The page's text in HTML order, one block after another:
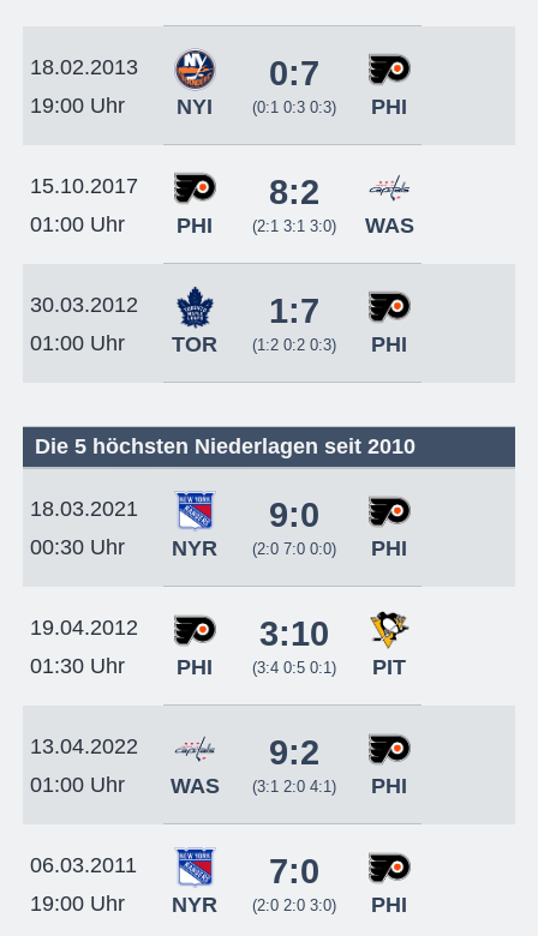
18.02.2013
19:00 Uhr
NYI
0:7
(0:1 0:3 0:3) PHI
15.10.2017
01:00 Uhr
PHI
8:2
(2:1 3:1 3:0) WAS
30.03.2012
01:00 Uhr
TOR
1:7
(1:2 0:2 0:3) PHI
Die 5 höchsten Niederlagen seit 2010
18.03.2021
00:30 Uhr
NYR
9:0
(2:0 7:0 0:0) PHI
19.04.2012
01:30 Uhr
PHI
3:10
(3:4 0:5 0:1) PIT
13.04.2022
01:00 Uhr
WAS
9:2
(3:1 2:0 4:1) PHI
06.03.2011
19:00 Uhr
NYR
7:0
(2:0 2:0 3:0) PHI